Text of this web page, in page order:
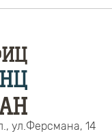
ул.Ферсмана, 14